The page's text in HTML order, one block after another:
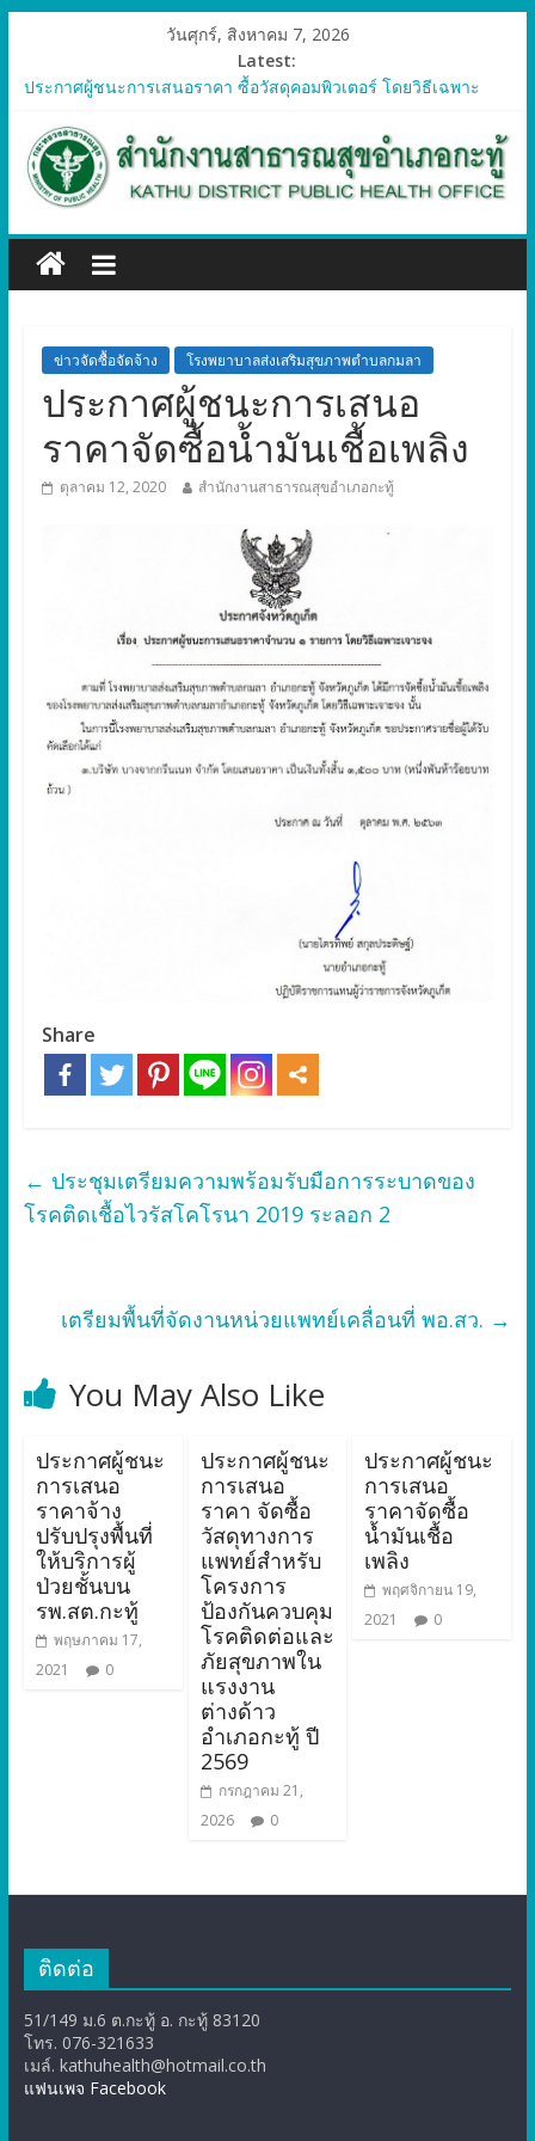
วันศุกร์, สิงหาคม 7, 2026
Latest:
ประกาศผู้ชนะการเสนอราคา ซื้อวัสดุคอมพิวเตอร์ โดยวิธีเฉพาะ
ประกาศผู้ชนะการเสนอราคา จัดซื้อวัสดุทางการแพทย์สำหรับ
โครงการป้องกันควบคุมโรคติดต่อและภัยสุขภาพในแรงงานต่างด้าว
อำเภอกะทู้ ปี 2569
เจาะจง
ประกาศผู้ชนะการเสนอรา ซื้อวัสดุงานบ้านงานครัว โดยวิธีเฉพาะ
เจาะจง
เจาะจงข่าวจัดซื้อจัดจ้าง โรงพยาบาลส่งเสริมสุขภาพตำบลกมลา
ประกาศผู้ชนะการเสนอ
ราคาจัดซื้อน้ำมันเชื้อเพลิง
ตุลาคม 12, 2020 สำนักงานสาธารณสุขอำเภอกะทู้
Share
← ประชุมเตรียมความพร้อมรับมือการระบาดของ
โรคติดเชื้อไวรัสโคโรนา 2019 ระลอก 2
เตรียมพื้นที่จัดงานหน่วยแพทย์เคลื่อนที่ พอ.สว. →
You May Also Like
ประกาศผู้ชนะ
การเสนอ
ราคาจ้าง
ปรับปรุงพื้นที่
ให้บริการผู้
ป่วยชั้นบน
รพ.สต.กะทู้
พฤษภาคม 17,
2021
0
ประกาศผู้ชนะ
การเสนอ
ราคา จัดซื้อ
วัสดุทางการ
แพทย์สำหรับ
โครงการ
ป้องกันควบคุม
โรคติดต่อและ
ภัยสุขภาพใน
แรงงาน
ต่างด้าว
อำเภอกะทู้ ปี
2569
กรกฎาคม 21,
2026
0
ประกาศผู้ชนะ
การเสนอ
ราคาจัดซื้อ
น้ำมันเชื้อ
เพลิง
พฤศจิกายน 19,
2021
0
ติดต่อ
51/149 ม.6 ต.กะทู้ อ. กะทู้ 83120
โทร. 076-321633
เมล์. kathuhealth@hotmail.co.th
แฟนเพจ Facebook